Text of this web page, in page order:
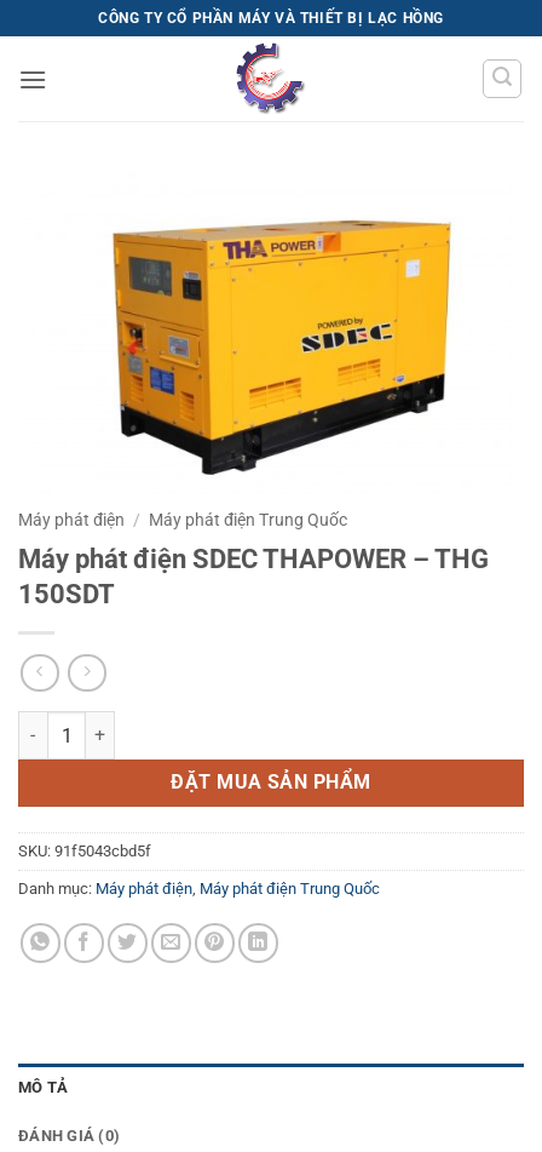
qua
nội
CÔNG TY CỔ PHẦN MÁY VÀ THIẾT BỊ LẠC HỒNG
Máy phát điện / Máy phát điện Trung Quốc
Máy phát điện SDEC THAPOWER – THG
150SDT
Máy phát điện SDEC THAPOWER - THG 150SDT số lượng
ĐẶT MUA SẢN PHẨM
SKU: 91f5043cbd5f
Danh mục: Máy phát điện, Máy phát điện Trung Quốc
MÔ TẢ
ĐÁNH GIÁ (0)